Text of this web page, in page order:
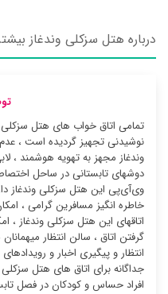
درباره هتل سزکلی وندغاز
تمامی اتاق خواب های هتل سزکلی
نوشیدنی تجهیز گردیده است ،
وندغاز مجهز به تهویه هوشمند ،
دوشهای تابستانی در ساحل
وی‌آی‌پی این هتل سزکلی وندغاز
خاطره انگیز مسافرین گرامی ،
اتاقهای این هتل سزکلی وندغاز
گرفتن اتاق ، سالن انتظار
انتظار و پیگیری اخبار و
جداگانه برای اتاق های هتل سزکلی
افراد حساس و کودکان در فصل